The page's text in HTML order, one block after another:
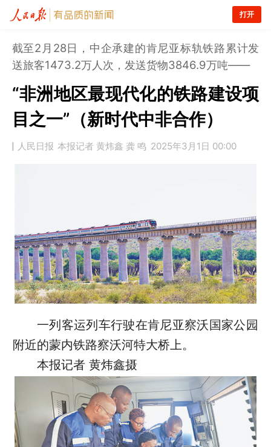
打开
截至2月28日，中企承建的肯尼亚标轨铁路累计发
送旅客1473.2万人次，发送货物3846.9万吨——
“非洲地区最现代化的铁路建设项
目之一”（新时代中非合作）
人民日报 本报记者 黄炜鑫 龚 鸣 2025年3月1日 00:00
一列客运列车行驶在肯尼亚察沃国家公园
附近的蒙内铁路察沃河特大桥上。
本报记者 黄炜鑫摄